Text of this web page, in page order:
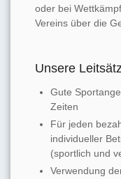
oder bei
Vereins über die
Unsere
Gute
Zeiten
Für jeden
individueller
(sportlich und
Verwendung